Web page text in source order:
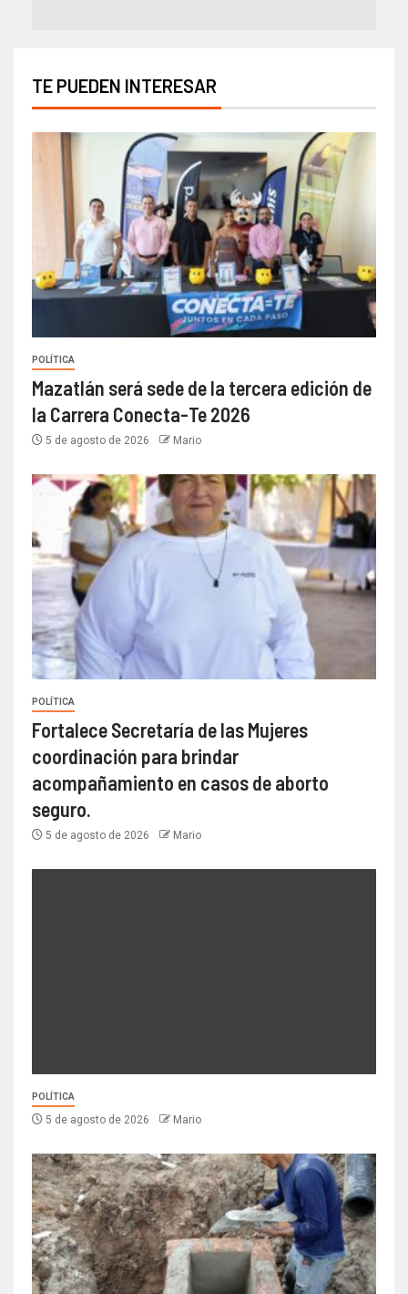
TE PUEDEN INTERESAR
POLÍTICA
Mazatlán será sede de la tercera edición de
la Carrera Conecta-Te 2026
5 de agosto de 2026 Mario
POLÍTICA
Fortalece Secretaría de las Mujeres
coordinación para brindar
acompañamiento en casos de aborto
seguro.
5 de agosto de 2026 Mario
POLÍTICA
5 de agosto de 2026 Mario